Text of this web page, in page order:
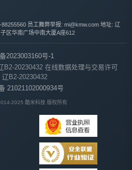
88255560 员工舞弊举报: mi@kmw.com 地址: 辽
区华南广场中南大厦A座612
2023003160号-1
B2-20230432 在线数据处理与交易许可
辽B2-20230432
21021102000934号
2025 酷米科技 版权所有